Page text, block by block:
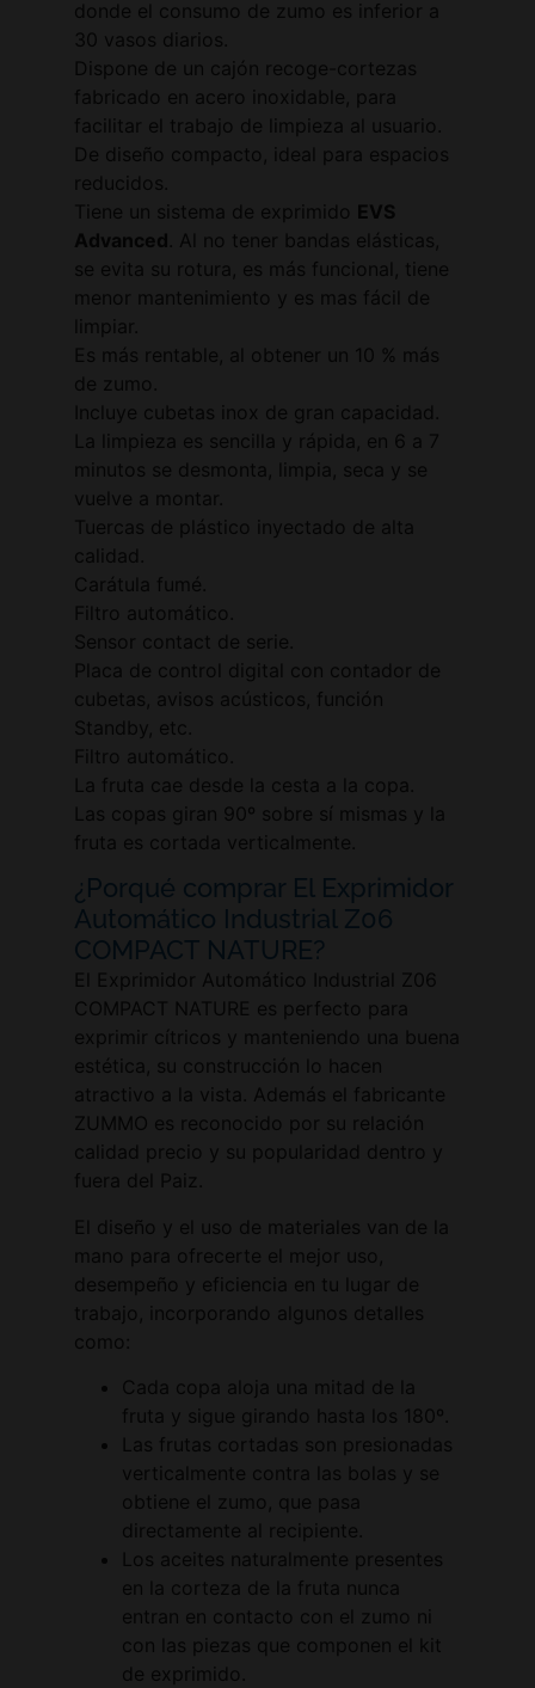
donde el consumo de zumo es inferior a
30 vasos diarios.
Dispone de un cajón recoge-cortezas
fabricado en acero inoxidable, para
facilitar el trabajo de limpieza al usuario.
De diseño compacto, ideal para espacios
reducidos.
Tiene un sistema de exprimido EVS
Advanced . Al no tener bandas elásticas,
se evita su rotura, es más funcional, tiene
menor mantenimiento y es mas fácil de
limpiar.
Es más rentable, al obtener un 10 % más
de zumo.
Incluye cubetas inox de gran capacidad.
La limpieza es sencilla y rápida, en 6 a 7
minutos se desmonta, limpia, seca y se
vuelve a montar.
Tuercas de plástico inyectado de alta
calidad.
Carátula fumé.
Filtro automático.
Sensor contact de serie.
Placa de control digital con contador de
cubetas, avisos acústicos, función
Standby, etc.
Filtro automático.
La fruta cae desde la cesta a la copa.
Las copas giran 90º sobre sí mismas y la
fruta es cortada verticalmente.
¿Porqué comprar El Exprimidor
Automático Industrial Z06
COMPACT NATURE?
El Exprimidor Automático Industrial Z06
COMPACT NATURE es perfecto para
exprimir cítricos y manteniendo una buena
estética, su construcción lo hacen
atractivo a la vista. Además el fabricante
ZUMMO es reconocido por su relación
calidad precio y su popularidad dentro y
fuera del Paiz.
El diseño y el uso de materiales van de la
mano para ofrecerte el mejor uso,
desempeño y eficiencia en tu lugar de
trabajo, incorporando algunos detalles
como:
Cada copa aloja una mitad de la
fruta y sigue girando hasta los 180º.
Las frutas cortadas son presionadas
verticalmente contra las bolas y se
obtiene el zumo, que pasa
directamente al recipiente.
Los aceites naturalmente presentes
en la corteza de la fruta nunca
entran en contacto con el zumo ni
con las piezas que componen el kit
de exprimido.